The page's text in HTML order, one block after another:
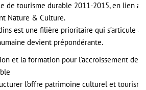
de tourisme durable 2011-2015, en lien
Nature & Culture.
est une filière prioritaire qui s’articule
devient prépondérante.
et la formation pour l’accroissement
l’offre patrimoine culturel et